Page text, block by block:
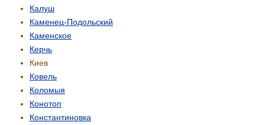
Калуш
Каменец-Подольский
Каменское
Керчь
Киев
Ковель
Коломыя
Конотоп
Константиновка